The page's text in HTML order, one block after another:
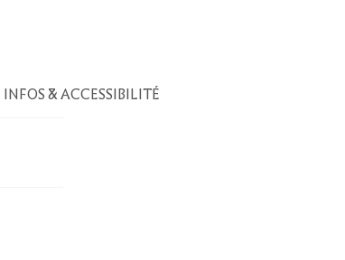
INFOS & ACCESSIBILITÉ